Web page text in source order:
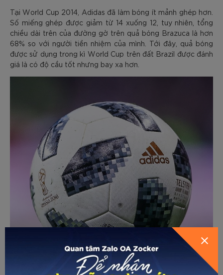
Tại World Cup 2014, Adidas đã làm bóng ít mảnh ghép hơn.
Số miếng ghép được giảm từ 14 xuống 12, tuy nhiên, tổng
chiều dài trên của đường gờ trên quả bóng Brazuca là hơn
68% so với người tiền nhiệm của mình. Tới đây, quả bóng
được sử dụng trong kì World Cup trên đất Brazil được đánh
giá là có độ cầu tốt nhưng bay xa hơn.